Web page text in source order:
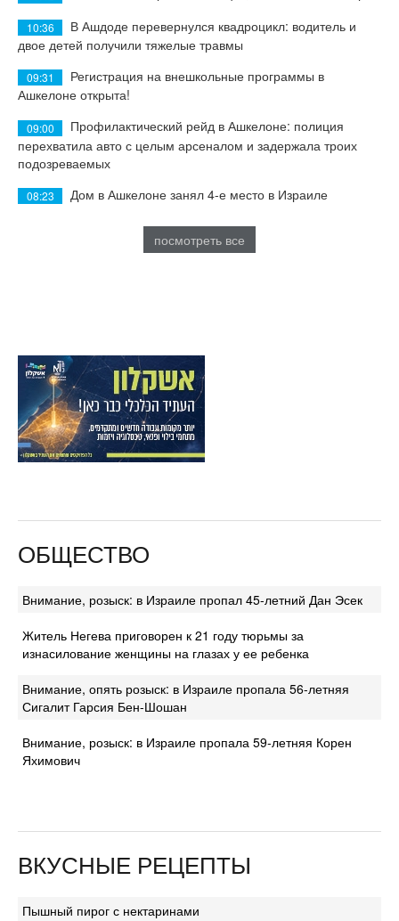
10:36
В Ашдоде перевернулся квадроцикл: водитель и
двое детей получили тяжелые травмы
09:31
Регистрация на внешкольные программы в
Ашкелоне открыта!
09:00
Профилактический рейд в Ашкелоне: полиция
перехватила авто с целым арсеналом и задержала троих
подозреваемых
08:23 Дом в Ашкелоне занял 4-е место в Израиле
посмотреть все
ОБЩЕСТВО
Внимание, розыск: в Израиле пропал 45-летний Дан Эсек
Житель Негева приговорен к 21 году тюрьмы за
изнасилование женщины на глазах у ее ребенка
Внимание, опять розыск: в Израиле пропала 56-летняя
Сигалит Гарсия Бен-Шошан
Внимание, розыск: в Израиле пропала 59-летняя Корен
Яхимович
ВКУСНЫЕ РЕЦЕПТЫ
Пышный пирог с нектаринами